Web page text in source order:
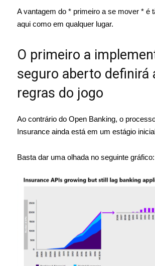
A vantagem do * primeiro a se mover * é
aqui como em qualquer lugar.
O primeiro a
seguro aberto definirá
regras do jogo
Ao contrário do Open Banking, o
Insurance ainda está em um estágio
Basta dar uma olhada no seguinte gráfico: